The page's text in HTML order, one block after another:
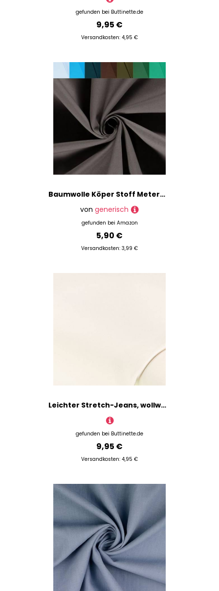
gefunden bei Buttinette.de
9,95 €
Versandkosten: 4,95 €
Baumwolle Köper Stoff Meterware uni - robuster Twillstoff, stabiler Hosenstoff, Taschenstoff einfarbig, Trenchcoat *Ab 50 cm, Farbe: 154 grau
von generisch
gefunden bei Amazon
5,90 €
Versandkosten: 3,99 €
Leichter Stretch-Jeans, wollweiß
gefunden bei Buttinette.de
9,95 €
Versandkosten: 4,95 €